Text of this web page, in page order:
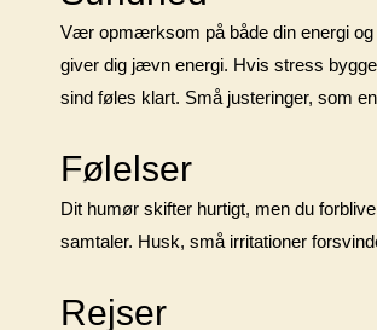
Vær opmærksom på både din energi og
giver dig jævn energi. Hvis stress
sind føles klart. Små justeringer, som
Følelser
Dit humør skifter hurtigt, men du
samtaler. Husk, små irritationer
Rejser